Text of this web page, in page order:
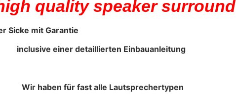
quality speaker surround
Sicke mit Garantie
inclusive einer detaillierten Einbauanleitung
Wir haben für fast alle Lautsprechertypen